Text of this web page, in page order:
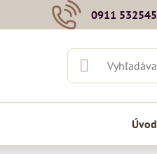
0911 532545
Úvod